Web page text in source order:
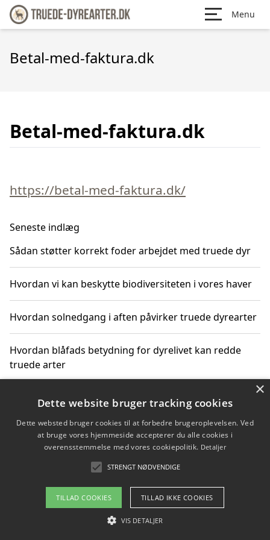
Menu
Betal-med-faktura.dk
Betal-med-faktura.dk
https://betal-med-faktura.dk/
Seneste indlæg
Sådan støtter korrekt foder arbejdet med truede dyr
Hvordan vi kan beskytte biodiversiteten i vores haver
Hvordan solnedgang i aften påvirker truede dyrearter
Hvordan blåfads betydning for dyrelivet kan redde
truede arter
Hvordan kan gaver til unge voksne støtte bevarelsen
Copyright 2026 - Pilanto Aps
Om / kontakt
Blog Betingelser
×
Dette website bruger tracking cookies
Dette websted bruger cookies til at forbedre brugeroplevelsen. Ved
at bruge vores hjemmeside accepterer du alle cookies i
overensstemmelse med vores cookiepolitik. Detaljer
STRENGT NØDVENDIGE
TILLAD COOKIES TILLAD IKKE COOKIES
VIS DETALJER